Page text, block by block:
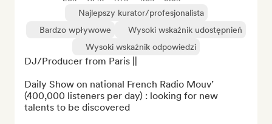
Najlepszy kurator/profesjonalista
Bardzo wpływowe
Wysoki wskaźnik udostępnień
Wysoki wskaźnik odpowiedzi
DJ/Producer from Paris ||
Daily Show on national French Radio Mouv’
(400,000 listeners per day) : looking for new
talents to be discovered